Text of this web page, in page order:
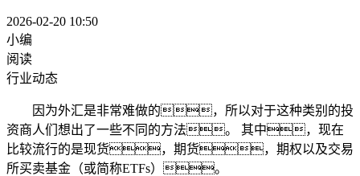
2026-02-20 10:50
小编
阅读
行业动态
因为外汇是非常难做的，所以对于这种类别的投
资商人们想出了一些不同的方法。 其中，现在
比较流行的是现货，期货，期权以及交易
所买卖基金（或简称ETFs）。